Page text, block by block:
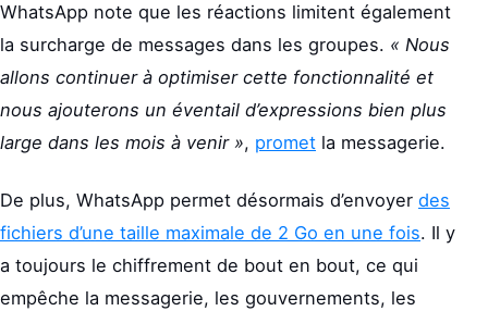
WhatsApp note que les réactions limitent également
la surcharge de messages dans les groupes. « Nous
allons continuer à optimiser cette fonctionnalité et
nous ajouterons un éventail d’expressions bien plus
large dans les mois à venir », promet la messagerie.
De plus, WhatsApp permet désormais d’envoyer des
fichiers d’une taille maximale de 2 Go en une fois. Il y
a toujours le chiffrement de bout en bout, ce qui
empêche la messagerie, les gouvernements, les